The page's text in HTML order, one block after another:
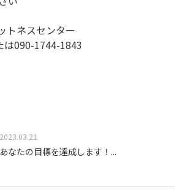
トネスセンター
090-1744-1843
2023.03.21
あなたの目標を達成します！ ...